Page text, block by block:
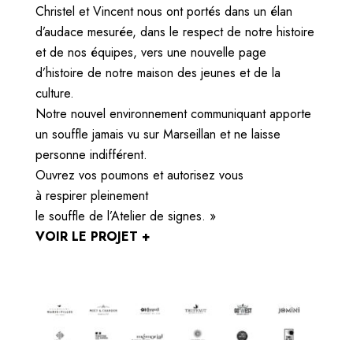
Christel et Vincent nous ont portés dans un élan
d’audace mesurée, dans le respect de notre histoire
et de nos équipes, vers une nouvelle page
d’histoire de notre maison des jeunes et de la
culture.
Notre nouvel environnement communiquant apporte
un souffle jamais vu sur Marseillan et ne laisse
personne indifférent.
Ouvrez vos poumons et autorisez vous
à respirer pleinement
le souffle de l’Atelier de signes. »
VOIR LE PROJET +